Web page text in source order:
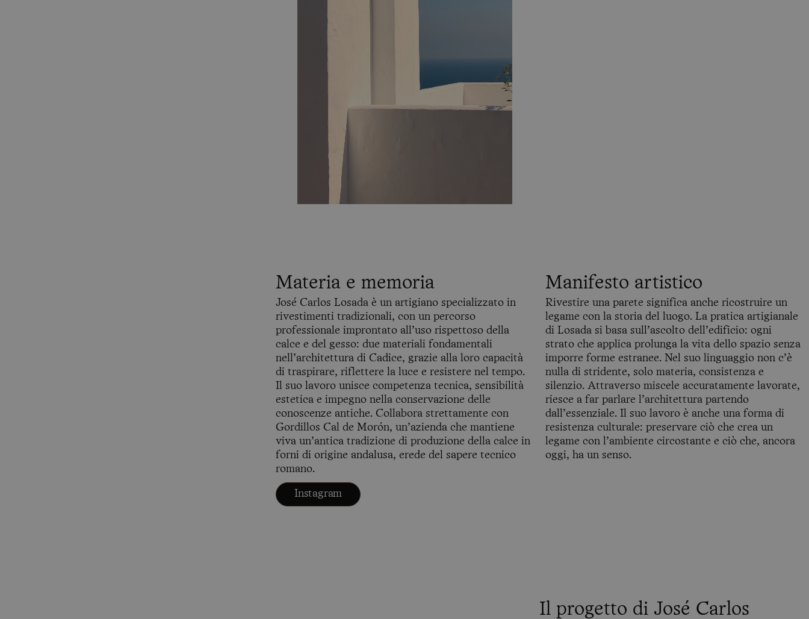
Materia e memoria
José Carlos Losada è un artigiano specializzato in
rivestimenti tradizionali, con un percorso
professionale improntato all’uso rispettoso della
calce e del gesso: due materiali fondamentali
nell’architettura di Cadice, grazie alla loro capacità
di traspirare, riflettere la luce e resistere nel tempo.
Il suo lavoro unisce competenza tecnica, sensibilità
estetica e impegno nella conservazione delle
conoscenze antiche. Collabora strettamente con
Gordillos Cal de Morón, un’azienda che mantiene
viva un’antica tradizione di produzione della calce in
forni di origine andalusa, erede del sapere tecnico
romano.
Instagram
Manifesto artistico
Rivestire una parete significa anche ricostruire un
legame con la storia del luogo. La pratica artigianale
di Losada si basa sull’ascolto dell’edificio: ogni
strato che applica prolunga la vita dello spazio senza
imporre forme estranee. Nel suo linguaggio non c’è
nulla di stridente, solo materia, consistenza e
silenzio. Attraverso miscele accuratamente lavorate,
riesce a far parlare l’architettura partendo
dall’essenziale. Il suo lavoro è anche una forma di
resistenza culturale: preservare ciò che crea un
legame con l’ambiente circostante e ciò che, ancora
oggi, ha un senso.
Il progetto di José Carlos